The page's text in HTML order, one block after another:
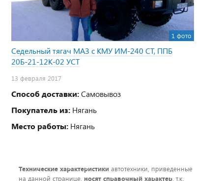
1 фото
Седельный тягач МАЗ с КМУ ИМ-240 СТ, ППБ
20Б-21-12К-02 УСТ
13 февраля 2017
Способ доставки:Самовывоз
Покупатель из: Нягань
Место работы: Нягань
Технические характеристики автотехники, приведенные
на данной странице, носят справочный характер, т.к.